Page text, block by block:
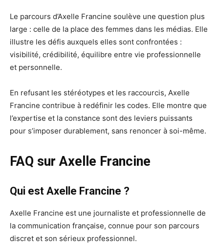
Le parcours d’Axelle Francine soulève une question plus
large : celle de la place des femmes dans les médias. Elle
illustre les défis auxquels elles sont confrontées :
visibilité, crédibilité, équilibre entre vie professionnelle
et personnelle.
En refusant les stéréotypes et les raccourcis, Axelle
Francine contribue à redéfinir les codes. Elle montre que
l’expertise et la constance sont des leviers puissants
pour s’imposer durablement, sans renoncer à soi-même.
FAQ sur Axelle Francine
Qui est Axelle Francine ?
Axelle Francine est une journaliste et professionnelle de
la communication française, connue pour son parcours
discret et son sérieux professionnel.